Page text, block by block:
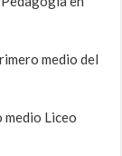
medio del
medio Liceo